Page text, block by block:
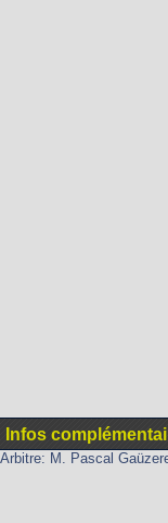
Infos
Arbitre: M. Pascal